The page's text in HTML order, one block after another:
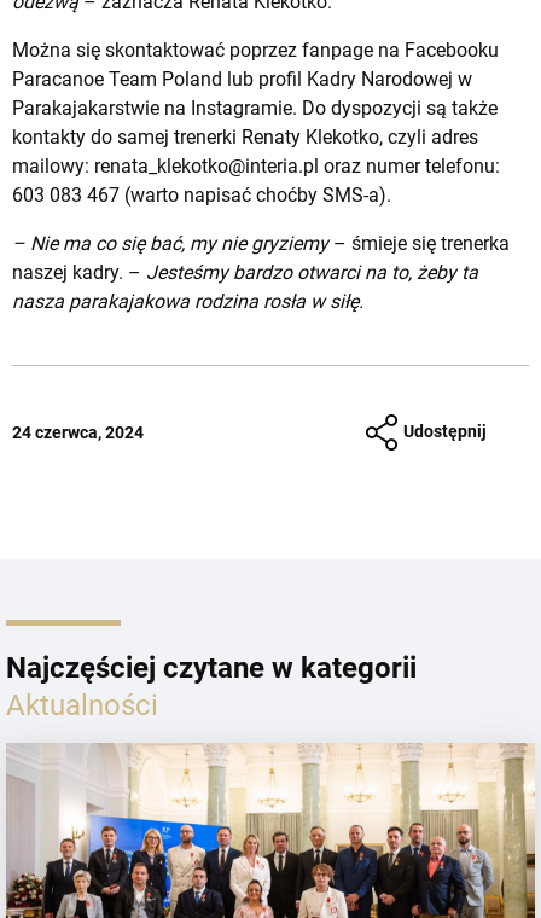
Można się skontaktować poprzez fanpage na Facebooku
Paracanoe Team Poland lub profil Kadry Narodowej w
Parakajakarstwie na Instagramie. Do dyspozycji są także
kontakty do samej trenerki Renaty Klekotko, czyli adres
mailowy: renata_klekotko@interia.pl oraz numer telefonu:
603 083 467 (warto napisać choćby SMS-a).
– Nie ma co się bać, my nie gryziemy– śmieje się trenerka
naszej kadry. – Jesteśmy bardzo otwarci na to, żeby ta
nasza parakajakowa rodzina rosła w siłę.
24 czerwca, 2024 Udostępnij
Najczęściej czytane w kategorii
Aktualności